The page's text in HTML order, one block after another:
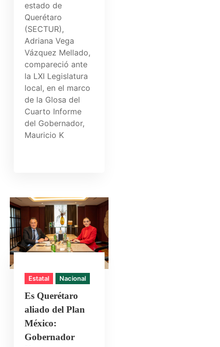
estado de
Querétaro
(SECTUR),
Adriana Vega
Vázquez Mellado,
compareció ante
la LXI Legislatura
local, en el marco
de la Glosa del
Cuarto Informe
del Gobernador,
Mauricio K
Estatal Nacional
Es Querétaro
aliado del Plan
México:
Gobernador